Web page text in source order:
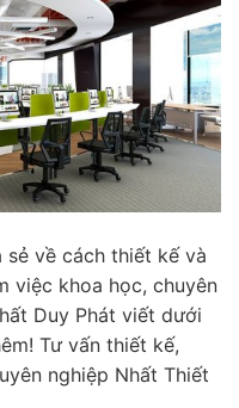
về cách thiết kế và
việc khoa học, chuyên
Duy Phát viết dưới
Tư vấn thiết kế,
nghiệp Nhất Thiết